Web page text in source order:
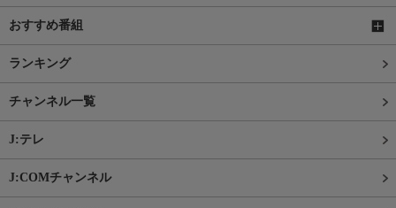
おすすめ番組
ランキング
チャンネル一覧
J:テレ
J:COMチャンネル